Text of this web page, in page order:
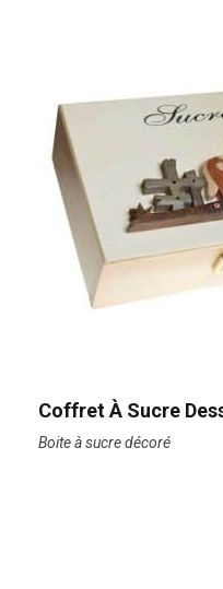
Coffret À Sucre
Boite à sucre décoré